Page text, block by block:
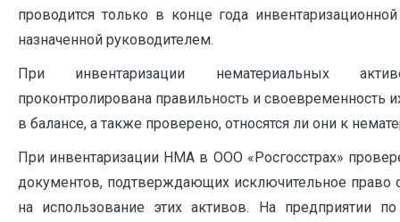
проводится только в конце года
назначенной руководителем.
При инвентаризации нематериальных
проконтролирована правильность и своевременность
в балансе, а также проверено, относятся ли они к
При инвентаризации НМА в ООО «Росгосстрах»
документов, подтверждающих исключительное право
на использование этих активов. На предприятии